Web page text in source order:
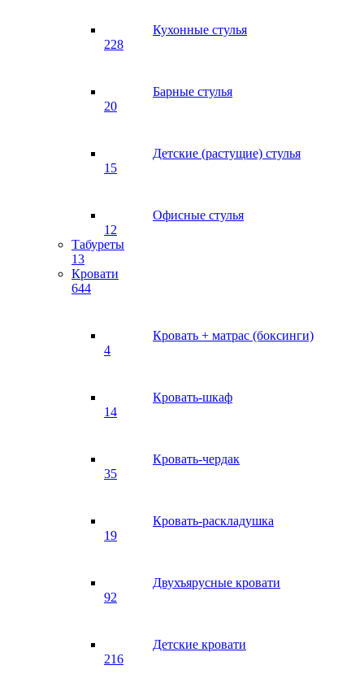
Кухонные стулья
228
Барные стулья
20
Детские (растущие) стулья
15
Офисные стулья
12
Табуреты
13
Кровати
644
Кровать + матрас (боксинги)
4
Кровать-шкаф
14
Кровать-чердак
35
Кровать-раскладушка
19
Двухъярусные кровати
92
Детские кровати
216